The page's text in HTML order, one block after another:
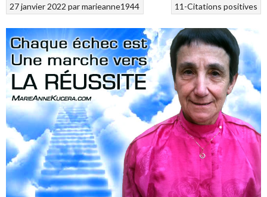
11-Citations positives
27 janvier 2022 parmarieanne1944